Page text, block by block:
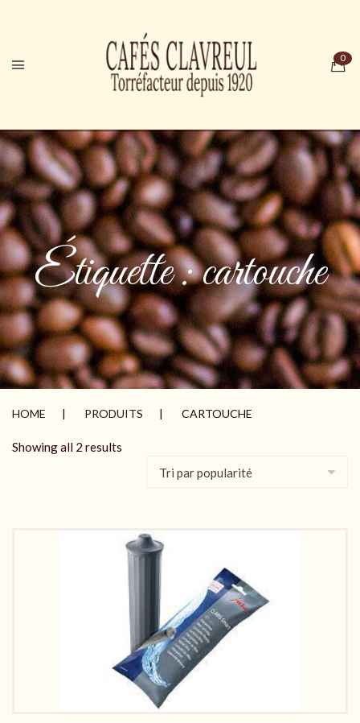
Étiquette :cartouche
HOME PRODUITS CARTOUCHE
Showing all 2 results